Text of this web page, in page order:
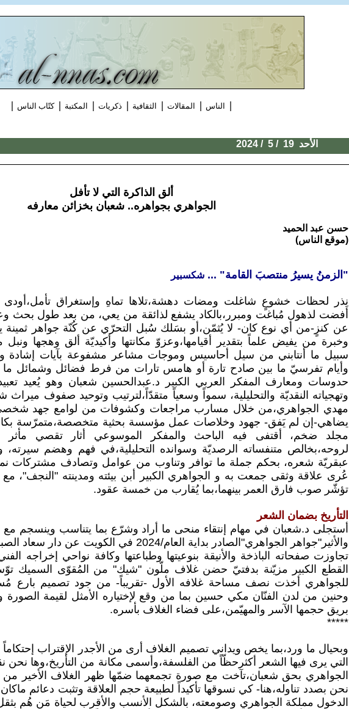
| الناس | المقالات | الثقافية | ذكريات | المكتبة | كتّاب الناس |
الأحد 19
/ 5 / 2024
ألق الذاكرة التي لا تأفل
الجواهري بجواهره.. شعبان بخزائن معارفه
حسن عبد الحميد
(موقع الناس)
"الزمنُ يسيرُ منتصبَ القامة" ... شكسبير
نِذر لحظات خشوعٍ شاغلت ومضات دهشة،تلاها تماهِ وإستغراق تأمل،أودى
أفضت لذهول مُباغت ومبرر،بالكاد يشفع لذائقة من يعي، من بعد طول بحث
عن كنزٍ-من أي نوع كان- لا يُثمّن،أو بسَلك سُبل التحرّي عن كُنّة جواهر ثمينة
وخبرة من يفيض علماً بتقدير أقيامها،وعزوّ مكانتها وأكيديّة ألق وهجها ونبل
سبيل ما أنتابني من سيل أحاسيس وموجات مشاعر مشفوعة بآيات إشادة
وأيام تفرسيّ ما بين صادح تارة أو هامس تارات من فرط فضائل وشمائل ما
حدوسات ومعارف المفكر العربي الكبير د.عبدالحسين شعبان وهو يُعيد
وتهجياته النقديّة والتحليلية، سمواً وسعياً متقدّاً،لترتيب وتوحيد صفوف
مهدي الجواهري،من خلال مسارب مراجعات وكشوفات من لوامع جهد
يضاهي-إن لم يَفق- جهود وخلاصات عمل مؤسسة بحثية متخصصة،متمرّسة بكامل
مجلد ضخم، أقتفى فيه الباحث والمفكر الموسوعي أثار تقصي مأثر
لروحه،بخالص متنفساته الرصديّة وسوانده التحليلية،في فهم وهضم
عبقريّة شعره، بحكم جملة ما توافر وتناوب من عوامل وتصادف
عُرى علاقة وثقى جمعت به و الجواهري الكبير أبن بيئته ومدينته "النجف"،
تؤشّر صوب فارق العمر بينهما،بما يُقارب من خمسة عقود.
التأريخ بضمان الشعر
أستجلى د.شعبان في مهام إنتقاء منحى ما أراد وشرّع بما يتناسب وينسجم مع
والأثير"جواهر الجواهري"الصادر بداية العام/2024 في
تجاوزت صفحاته الباذخة والأنيقة بنوعيتها وطباعتها وكافة نواحي إخراجه
القطع الكبير مزيّنة بدفتيّ حضن غلاف ملّون "شيك" من المُقوّى السميك
للجواهري أخذت نصف مساحة غلافه الأول -تقريباً- من جود تصميم بارع
وحنين من لدن الفنّان مكي حسين بما من وقع لإختياره الأمثل لقيمة الصورة
بريق حجمها الآسر والمهيّمن،على فضاء الغلاف بأسره.
*****
وبحيال ما ورد،بما يخص ويداني تصميم الغلاف أرى من الأجدر الإقتراب
التي يرى فيها الشعر أكثرحظّاً من الفلسفة،وأسمى مكانة من التأريخ،وها نحن
الجواهري بحق شعبان،تآخت مع صورة تجمعهما ضمّها ظهر الغلاف الأخير من
نحن بصدد تناوله،هنا- كي نسوقها تأكيداً لطبيعة حجم العلاقة وتثبت دعائم
الدخول مملكة الجواهري وصومعته، بالشكل الأنسب والأقرب لحياة مَن هُم